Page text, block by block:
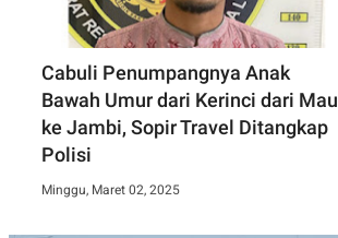
Cabuli Penumpangnya Anak
Bawah Umur dari Kerinci dari Mau
ke Jambi, Sopir Travel Ditangkap
Polisi
Minggu, Maret 02, 2025